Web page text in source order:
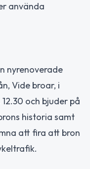
använda
nyrenoverade
Vide broar, i
och bjuder på
historia samt
att fira att bron